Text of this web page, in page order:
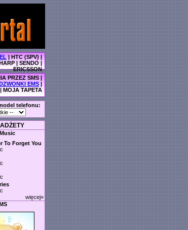
|HTC (SPV)|
|SENDO|
ERICSSON
PRZEZ SMS |
EMS |
| MOJA TAPETA
telefonu:
To Forget You
więcej»